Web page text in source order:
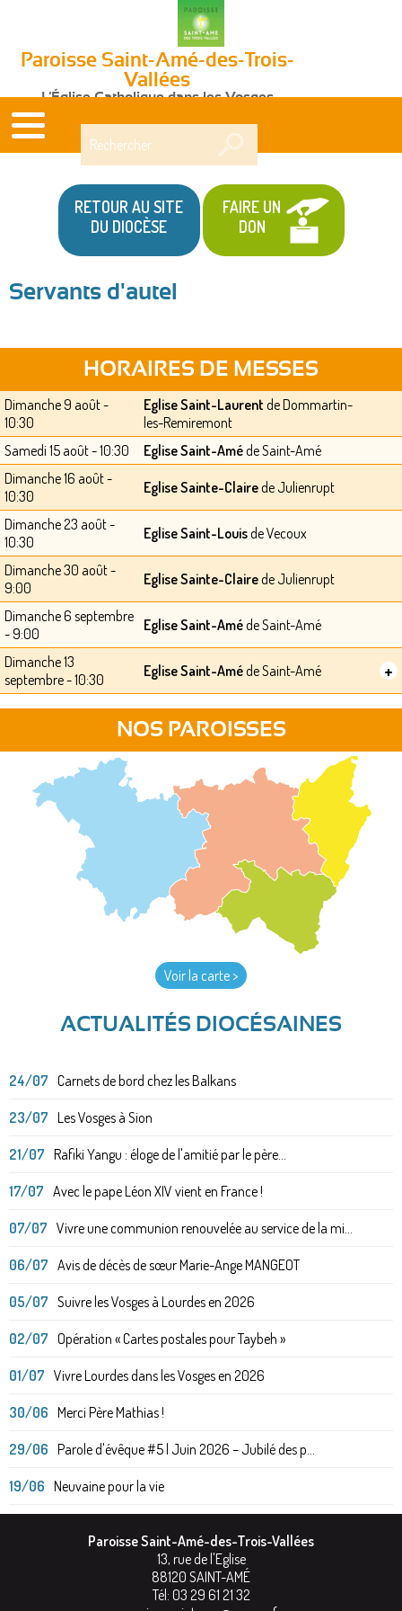
Paroisse Saint-Amé-des-Trois-
Vallées
L'Église Catholique dans les Vosges
RETOUR AU SITE
DU DIOCÈSE
FAIRE UN
DON
Servants d'autel
HORAIRES DE MESSES
Dimanche 9 août -
10:30
Eglise Saint-Laurent de Dommartin-
les-Remiremont
Samedi 15 août - 10:30
Eglise Saint-Améde Saint-Amé
Dimanche 16 août -
10:30
Eglise Sainte-Clairede Julienrupt
Dimanche 23 août -
10:30
Eglise Saint-Louisde Vecoux
Dimanche 30 août -
9:00
Eglise Sainte-Clairede Julienrupt
Dimanche 6 septembre
- 9:00
Eglise Saint-Améde Saint-Amé
Dimanche 13
septembre - 10:30
Eglise Saint-Améde Saint-Amé +
NOS PAROISSES
Voir la carte >
ACTUALITÉS DIOCÉSAINES
24/07 Carnets de bord chez les Balkans
23/07 Les Vosges à Sion
21/07 Rafiki Yangu : éloge de l'amitié par le père...
17/07 Avec le pape Léon XIV vient en France !
07/07 Vivre une communion renouvelée au service de la mi...
06/07 Avis de décès de sœur Marie-Ange MANGEOT
05/07 Suivre les Vosges à Lourdes en 2026
02/07 Opération « Cartes postales pour Taybeh »
01/07 Vivre Lourdes dans les Vosges en 2026
30/06 Merci Père Mathias !
29/06 Parole d'évêque #5 | Juin 2026 – Jubilé des p...
19/06 Neuvaine pour la vie
Paroisse Saint-Amé-des-Trois-Vallées
13, rue de l'Eglise
88120 SAINT-AMÉ
Tél: 03 29 61 21 32